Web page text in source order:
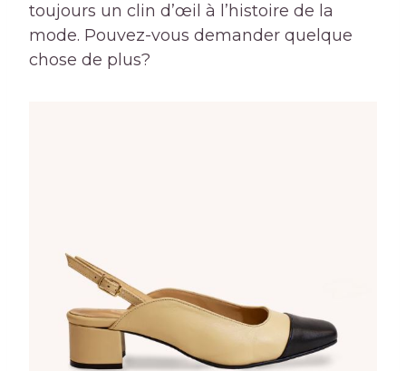
toujours un clin d’œil à l’histoire de la
mode. Pouvez-vous demander quelque
chose de plus?